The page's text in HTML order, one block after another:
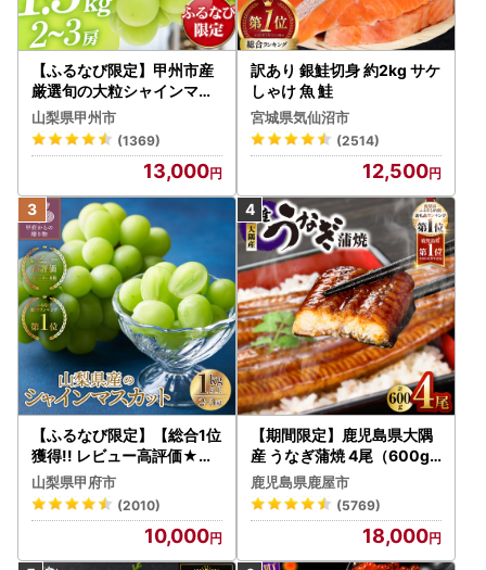
【ふるなび限定】甲州市産
厳選旬の大粒シャインマス
カット 約1.3kg 2～3房【2
026年発送】（MG）B12-
472 FN-Limited-VO シャ
インマスカット フルーツ
山梨県甲州市
(1369)
13,000
訳あり 銀鮭切身 約2kg サケ
しゃけ 魚 鮭
宮城県気仙沼市
(2514)
12,500
【ふるなび限定】【総合1位
獲得!! レビュー高評価★】
〈2026年度配送分〉山梨
県産 シャインマスカット 2
～3房（1.0kg以上）シャイ
ン フルーツ FN-Limited-S
P
山梨県甲府市
(2010)
10,000
【期間限定】鹿児島県大隅
産 うなぎ蒲焼 4尾（600g
） KN007-004-04-cp18
うなぎ 鰻 魚 惣菜 総菜
鹿児島県鹿屋市
(5769)
18,000